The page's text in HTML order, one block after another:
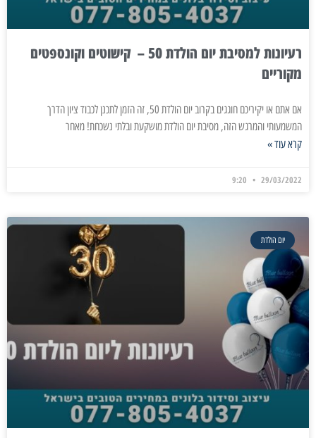
רעיונות למסיבת יום הולדת 50 – קישוטים וקונספטים
מקוריים
אם אתם או יקיריכם חוגגים בקרוב יום הולדת 50, זה הזמן לתכנן לכבוד ציון הדרך
המשמעותי והמרגש הזה, מסיבת יום הולדת מושקעת ובלתי נשכחת! מאחר
קרא עוד »
29/03/2022
יום הולדת